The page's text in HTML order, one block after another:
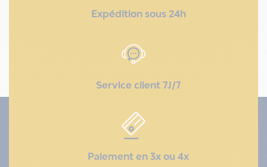
Expédition sous 24h
Service client 7J/7
Paiement en 3x ou 4x